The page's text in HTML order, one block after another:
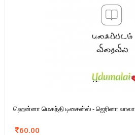
ஹென்னா மெகந்தி டிசைன்ஸ் - ஜெரினா லாலா
60.00